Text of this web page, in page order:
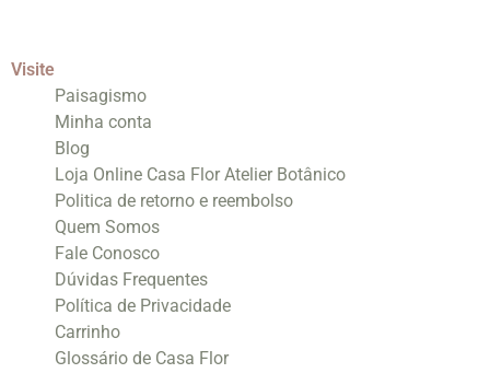
Visite
Paisagismo
Minha conta
Blog
Loja Online Casa Flor Atelier Botânico
Politica de retorno e reembolso
Quem Somos
Fale Conosco
Dúvidas Frequentes
Política de Privacidade
Carrinho
Glossário de Casa Flor